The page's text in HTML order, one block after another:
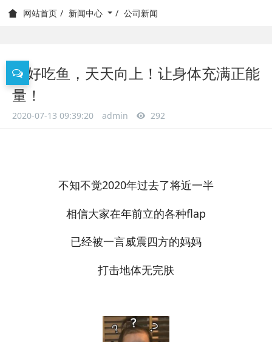
网站首页 新闻中心 公司新闻
好好吃鱼，天天向上！让身体充满正能
量！
2020-07-13 09:39:20 admin 292
不知不觉2020年过去了将近一半
相信大家在年前立的各种flap
已经被一言威震四方的妈妈
打击地体无完肤